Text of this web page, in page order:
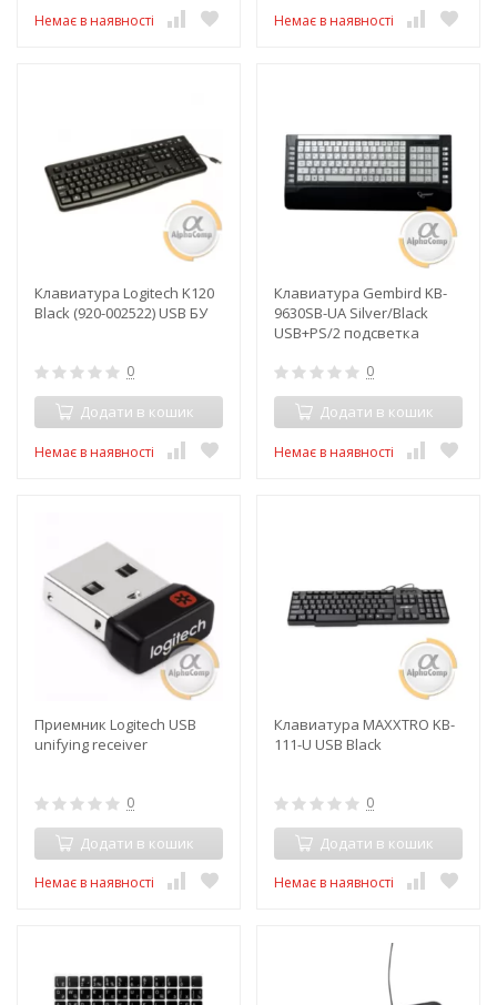
Немає в наявності Немає в наявності
Клавиатура Logitech K120
Black (920-002522) USB БУ
0
Додати в кошик
Немає в наявності
Клавиатура Gembird KB-
9630SB-UA Silver/Black
USB+PS/2 подсветка
0
Додати в кошик
Немає в наявності
Приемник Logitech USB
unifying receiver
0
Додати в кошик
Немає в наявності
Клавиатура MAXXTRO KB-
111-U USB Black
0
Додати в кошик
Немає в наявності